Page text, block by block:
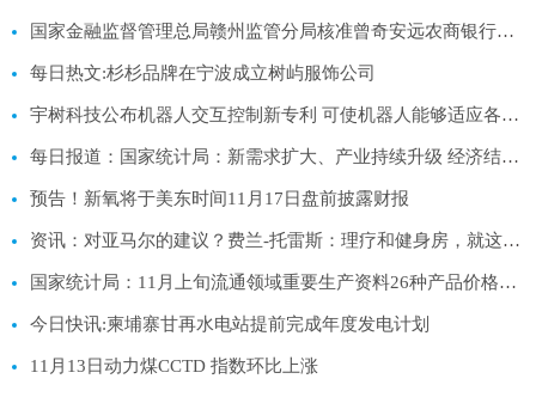
国家金融监督管理总局赣州监管分局核准曾奇安远农商银行董事_每日热门
每日热文:杉杉品牌在宁波成立树屿服饰公司
宇树科技公布机器人交互控制新专利 可使机器人能够适应各种场景-焦点精选
每日报道：国家统计局：新需求扩大、产业持续升级 经济结构调整成效积极
预告！新氧将于美东时间11月17日盘前披露财报
资讯：对亚马尔的建议？费兰-托雷斯：理疗和健身房，就这么简单
国家统计局：11月上旬流通领域重要生产资料26种产品价格上涨|观焦点
今日快讯:柬埔寨甘再水电站提前完成年度发电计划
11月13日动力煤CCTD 指数环比上涨